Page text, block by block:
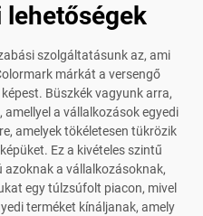
lehetőségek
szolgáltatásunk az, ami
márkát a versengő
Büszkék vagyunk arra,
a vállalkozások egyedi
amelyek tökéletesen tükrözik
Ez a kivételes szintű
a vállalkozásoknak,
egy túlzsúfolt piacon, mivel
terméket kínáljanak, amely